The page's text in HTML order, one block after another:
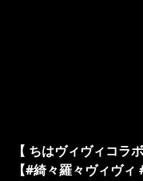
【 ちはヴィヴィコラ
【#綺々羅々ヴィヴ